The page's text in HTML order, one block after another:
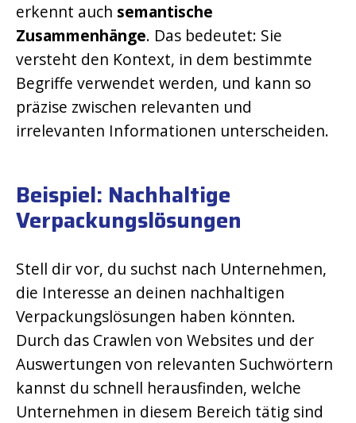
erkennt auch semantische
Zusammenhänge. Das bedeutet: Sie
versteht den Kontext, in dem bestimmte
Begriffe verwendet werden, und kann so
präzise zwischen relevanten und
irrelevanten Informationen unterscheiden.
Beispiel: Nachhaltige
Verpackungslösungen
Stell dir vor, du suchst nach Unternehmen,
die Interesse an deinen nachhaltigen
Verpackungslösungen haben könnten.
Durch das Crawlen von Websites und der
Auswertungen von relevanten Suchwörtern
kannst du schnell herausfinden, welche
Unternehmen in diesem Bereich tätig sind